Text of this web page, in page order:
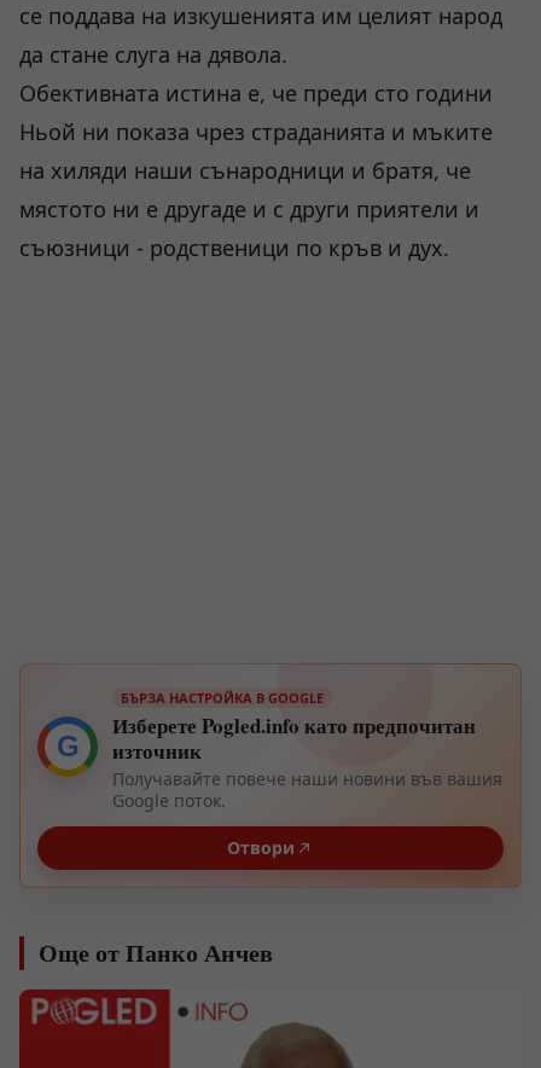
се поддава на изкушенията им целият народ
да стане слуга на дявола.
Обективната истина е, че преди сто години
Ньой ни показа чрез страданията и мъките
на хиляди наши сънародници и братя, че
мястото ни е другаде и с други приятели и
съюзници - родственици по кръв и дух.
G
БЪРЗА НАСТРОЙКА В GOOGLE
Изберете Pogled.info като предпочитан
източник
Получавайте повече наши новини във вашия
Google поток.
Отвори
Още от Панко Анчев